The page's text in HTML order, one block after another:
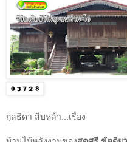
กุลธิดา สืบหล้า...เรื่อง